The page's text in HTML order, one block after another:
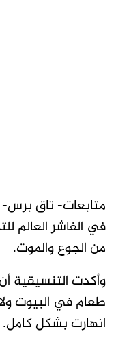
متابعات- تاق
في الفاشر العالم
من الجوع والموت.
وأكدت التنسيقية
طعام في البيوت
انهارت بشكل كامل.